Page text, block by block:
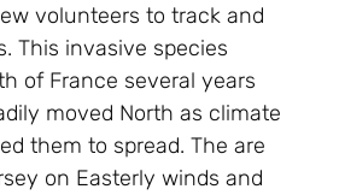
volunteers to track and
This invasive species
of France several years
moved North as climate
them to spread. The are
on Easterly winds and